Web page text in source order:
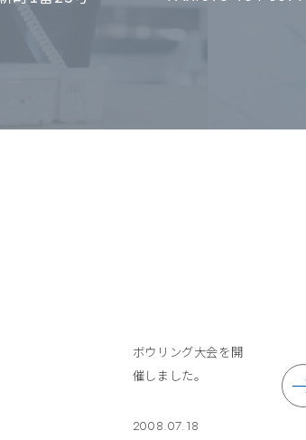
ボウリング大会を開
催しました。
2008.07.18